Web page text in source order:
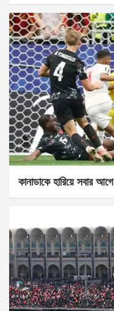
কানাডাকে হারিয়ে সবার